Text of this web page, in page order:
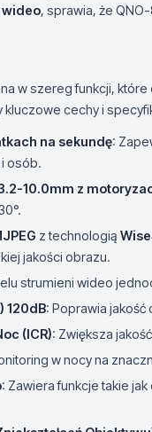
wideo, sprawia, że
w szereg funkcji,
cechy i
na sekundę:
osób.
10.0mm z
z technologią
jakości obrazu.
strumieni wideo
120dB: Poprawia
(ICR): Zwiększa
w nocy na
: Zawiera funkcje takie